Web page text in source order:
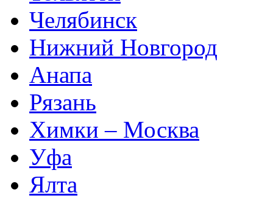
Челябинск
Нижний Новгород
Анапа
Рязань
Химки – Москва
Уфа
Ялта